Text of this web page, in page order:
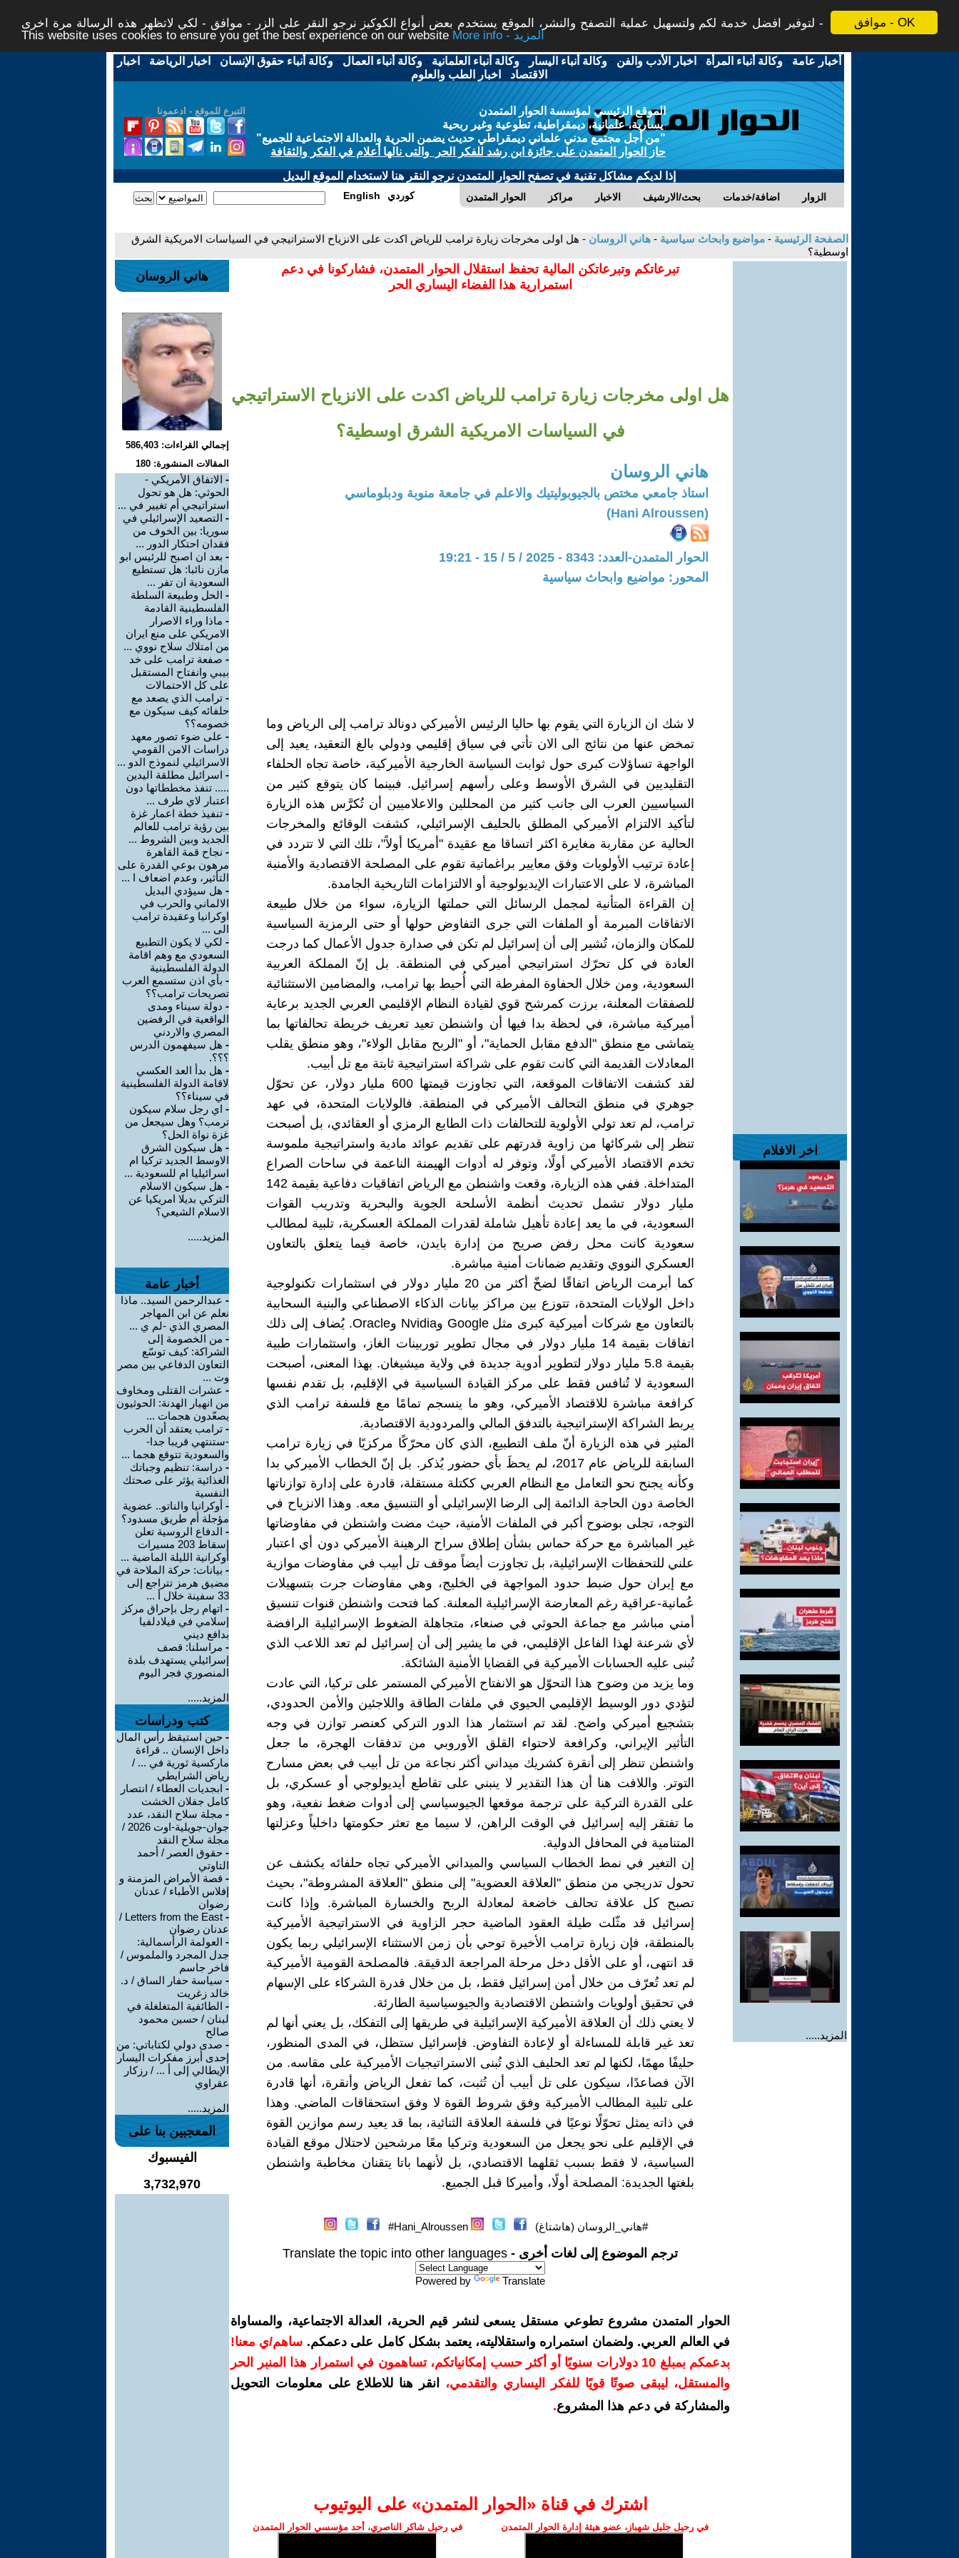
موافق - OK
لتوفير افضل خدمة لكم ولتسهيل عملية التصفح والنشر، الموقع يستخدم بعض أنواع الكوكيز نرجو النقر على الزر - موافق - لكي لاتظهر هذه الرسالة مرة اخرى -
This website uses cookies to ensure you get the best experience on our website
More info - المزيد
أخبار عامة -وكالة أنباء المرأة - اخبار الأدب والفن -وكالة أنباء اليسار -وكالة أنباء العلمانية -وكالة أنباء العمال -وكالة أنباء حقوق الإنسان - اخبار الرياضة - اخبار
الاقتصاد - اخبار الطب والعلوم
التبرع للموقع - ادعمونا
الموقع الرئيسي لمؤسسة الحوار المتمدن
يسارية، علمانية، ديمقراطية، تطوعية وغير ربحية
"من أجل مجتمع مدني علماني ديمقراطي حديث يضمن الحرية والعدالة الاجتماعية للجميع"
حاز الحوار المتمدن على جائزة ابن رشد للفكر الحر والتى نالها أعلام في الفكر والثقافة
إذا لديكم مشاكل تقنية في تصفح الحوار المتمدن نرجو النقر هنا لاستخدام الموقع البديل
الحوار المتمدن مراكز الاخبار بحث/الارشيف اضافة/خدمات الزوار English كوردي
الصفحة الرئيسية - مواضيع وابحاث سياسية - هاني الروسان - هل اولى مخرجات زيارة ترامب للرياض اكدت على الانزياح الاستراتيجي في السياسات الامريكية الشرق
اوسطية؟
اخر الافلام
المزيد.....
تبرعاتكم وتبرعاتكن المالية تحفظ استقلال الحوار المتمدن، فشاركونا في دعم
استمرارية هذا الفضاء اليساري الحر
هل اولى مخرجات زيارة ترامب للرياض اكدت على الانزياح الاستراتيجي
في السياسات الامريكية الشرق اوسطية؟
هاني الروسان
استاذ جامعي مختص بالجيوبوليتيك والاعلم في جامعة منوبة ودبلوماسي
(Hani Alroussen)
الحوار المتمدن-العدد: 8343 - 2025 / 5 / 15 - 19:21
المحور: مواضيع وابحاث سياسية
لا شك ان الزيارة التي يقوم بها حاليا الرئيس الأميركي دونالد ترامب إلى الرياض وما
تمخض عنها من نتائج الى الان تأتي في سياق إقليمي ودولي بالغ التعقيد، يعيد إلى
الواجهة تساؤلات كبرى حول ثوابت السياسة الخارجية الأميركية، خاصة تجاه الحلفاء
التقليديين في الشرق الأوسط وعلى رأسهم إسرائيل. فبينما كان يتوقع كثير من
السياسيين العرب الى جانب كثير من المحللين والاعلاميين أن تُكرَّس هذه الزيارة
لتأكيد الالتزام الأميركي المطلق بالحليف الإسرائيلي، كشفت الوقائع والمخرجات
الحالية عن مقاربة مغايرة اكثر اتساقا مع عقيدة "أمريكا أولاً"، تلك التي لا تتردد في
إعادة ترتيب الأولويات وفق معايير براغماتية تقوم على المصلحة الاقتصادية والأمنية
المباشرة، لا على الاعتبارات الإيديولوجية أو الالتزامات التاريخية الجامدة.
إن القراءة المتأنية لمجمل الرسائل التي حملتها الزيارة، سواء من خلال طبيعة
الاتفاقات المبرمة أو الملفات التي جرى التفاوض حولها أو حتى الرمزية السياسية
للمكان والزمان، تُشير إلى أن إسرائيل لم تكن في صدارة جدول الأعمال كما درجت
العادة في كل تحرّك استراتيجي أميركي في المنطقة. بل إنّ المملكة العربية
السعودية، ومن خلال الحفاوة المفرطة التي أُحيط بها ترامب، والمضامين الاستثنائية
للصفقات المعلنة، برزت كمرشح قوي لقيادة النظام الإقليمي العربي الجديد برعاية
أميركية مباشرة، في لحظة بدا فيها أن واشنطن تعيد تعريف خريطة تحالفاتها بما
يتماشى مع منطق "الدفع مقابل الحماية"، أو "الربح مقابل الولاء"، وهو منطق يقلب
المعادلات القديمة التي كانت تقوم على شراكة استراتيجية ثابتة مع تل أبيب.
لقد كشفت الاتفاقات الموقعة، التي تجاوزت قيمتها 600 مليار دولار، عن تحوّل
جوهري في منطق التحالف الأميركي في المنطقة. فالولايات المتحدة، في عهد
ترامب، لم تعد تولي الأولوية للتحالفات ذات الطابع الرمزي أو العقائدي، بل أصبحت
تنظر إلى شركائها من زاوية قدرتهم على تقديم عوائد مادية واستراتيجية ملموسة
تخدم الاقتصاد الأميركي أولًا، وتوفر له أدوات الهيمنة الناعمة في ساحات الصراع
المتداخلة. ففي هذه الزيارة، وقعت واشنطن مع الرياض اتفاقيات دفاعية بقيمة 142
مليار دولار تشمل تحديث أنظمة الأسلحة الجوية والبحرية وتدريب القوات
السعودية، في ما يعد إعادة تأهيل شاملة لقدرات المملكة العسكرية، تلبية لمطالب
سعودية كانت محل رفض صريح من إدارة بايدن، خاصة فيما يتعلق بالتعاون
العسكري النووي وتقديم ضمانات أمنية مباشرة.
كما أبرمت الرياض اتفاقًا لضخّ أكثر من 20 مليار دولار في استثمارات تكنولوجية
داخل الولايات المتحدة، تتوزع بين مراكز بيانات الذكاء الاصطناعي والبنية السحابية
بالتعاون مع شركات أميركية كبرى مثل Google وNvidia وOracle. يُضاف إلى ذلك
اتفاقات بقيمة 14 مليار دولار في مجال تطوير توربينات الغاز، واستثمارات طبية
بقيمة 5.8 مليار دولار لتطوير أدوية جديدة في ولاية ميشيغان. بهذا المعنى، أصبحت
السعودية لا تُنافس فقط على مركز القيادة السياسية في الإقليم، بل تقدم نفسها
كرافعة مباشرة للاقتصاد الأميركي، وهو ما ينسجم تمامًا مع فلسفة ترامب الذي
يربط الشراكة الإستراتيجية بالتدفق المالي والمردودية الاقتصادية.
المثير في هذه الزيارة أنّ ملف التطبيع، الذي كان محرّكًا مركزيًا في زيارة ترامب
السابقة للرياض عام 2017، لم يحظَ بأي حضور يُذكر. بل إنّ الخطاب الأميركي بدا
وكأنه يجنح نحو التعامل مع النظام العربي ككتلة مستقلة، قادرة على إدارة توازناتها
الخاصة دون الحاجة الدائمة إلى الرضا الإسرائيلي أو التنسيق معه. وهذا الانزياح في
التوجه، تجلى بوضوح أكبر في الملفات الأمنية، حيث مضت واشنطن في مفاوضاتها
غير المباشرة مع حركة حماس بشأن إطلاق سراح الرهينة الأميركي دون أي اعتبار
علني للتحفظات الإسرائيلية، بل تجاوزت أيضاً موقف تل أبيب في مفاوضات موازية
مع إيران حول ضبط حدود المواجهة في الخليج، وهي مفاوضات جرت بتسهيلات
عُمانية-عراقية رغم المعارضة الإسرائيلية المعلنة. كما فتحت واشنطن قنوات تنسيق
أمني مباشر مع جماعة الحوثي في صنعاء، متجاهلة الضغوط الإسرائيلية الرافضة
لأي شرعنة لهذا الفاعل الإقليمي، في ما يشير إلى أن إسرائيل لم تعد اللاعب الذي
تُبنى عليه الحسابات الأميركية في القضايا الأمنية الشائكة.
وما يزيد من وضوح هذا التحوّل هو الانفتاح الأميركي المستمر على تركيا، التي عادت
لتؤدي دور الوسيط الإقليمي الحيوي في ملفات الطاقة واللاجئين والأمن الحدودي،
بتشجيع أميركي واضح. لقد تم استثمار هذا الدور التركي كعنصر توازن في وجه
التأثير الإيراني، وكرافعة لاحتواء القلق الأوروبي من تدفقات الهجرة، ما جعل
واشنطن تنظر إلى أنقرة كشريك ميداني أكثر نجاعة من تل أبيب في بعض مسارح
التوتر. واللافت هنا أن هذا التقدير لا ينبني على تقاطع أيديولوجي أو عسكري، بل
على القدرة التركية على ترجمة موقعها الجيوسياسي إلى أدوات ضغط نفعية، وهو
ما تفتقر إليه إسرائيل في الوقت الراهن، لا سيما مع تعثر حكومتها داخلياً وعزلتها
المتنامية في المحافل الدولية.
إن التغير في نمط الخطاب السياسي والميداني الأميركي تجاه حلفائه يكشف عن
تحول تدريجي من منطق "العلاقة العضوية" إلى منطق "العلاقة المشروطة"، بحيث
تصبح كل علاقة تحالف خاضعة لمعادلة الربح والخسارة المباشرة. وإذا كانت
إسرائيل قد مثّلت طيلة العقود الماضية حجر الزاوية في الاستراتيجية الأميركية
بالمنطقة، فإن زيارة ترامب الأخيرة توحي بأن زمن الاستثناء الإسرائيلي ربما يكون
قد انتهى، أو على الأقل دخل مرحلة المراجعة الدقيقة. فالمصلحة القومية الأميركية
لم تعد تُعرّف من خلال أمن إسرائيل فقط، بل من خلال قدرة الشركاء على الإسهام
في تحقيق أولويات واشنطن الاقتصادية والجيوسياسية الطارئة.
لا يعني ذلك أن العلاقة الأميركية الإسرائيلية في طريقها إلى التفكك، بل يعني أنها لم
تعد غير قابلة للمساءلة أو لإعادة التفاوض. فإسرائيل ستظل، في المدى المنظور،
حليفًا مهمًا، لكنها لم تعد الحليف الذي تُبنى الاستراتيجيات الأميركية على مقاسه. من
الآن فصاعدًا، سيكون على تل أبيب أن تُثبت، كما تفعل الرياض وأنقرة، أنها قادرة
على تلبية المطالب الأميركية وفق شروط القوة لا وفق استحقاقات الماضي. وهذا
في ذاته يمثل تحوّلًا نوعيًا في فلسفة العلاقة الثنائية، بما قد يعيد رسم موازين القوة
في الإقليم على نحو يجعل من السعودية وتركيا معًا مرشحين لاحتلال موقع القيادة
السياسية، لا فقط بسبب ثقلهما الاقتصادي، بل لأنهما باتا يتقنان مخاطبة واشنطن
بلغتها الجديدة: المصلحة أولًا، وأميركا قبل الجميع.
#هاني_الروسان (هاشتاغ) Hani_Alroussen#
ترجم الموضوع إلى لغات أخرى - Translate the topic into other languages
Powered by Translate
الحوار المتمدن مشروع تطوعي مستقل يسعى لنشر قيم الحرية، العدالة الاجتماعية، والمساواة
في العالم العربي. ولضمان استمراره واستقلاليته، يعتمد بشكل كامل على دعمكم. ساهم/ي معنا!
بدعمكم بمبلغ 10 دولارات سنويًا أو أكثر حسب إمكانياتكم، تساهمون في استمرار هذا المنبر الحر
والمستقل، ليبقى صوتًا قويًا للفكر اليساري والتقدمي،
انقر هنا للاطلاع على معلومات التحويل
والمشاركة في دعم هذا المشروع.
اشترك في قناة ‫«الحوار المتمدن» على اليوتيوب
في رحيل جليل شهباز، عضو هيئة إدارة الحوار المتمدن في رحيل شاكر الناصري، أحد مؤسسي الحوار المتمدن
هاني الروسان
إجمالي القراءات: 586,403
المقالات المنشورة: 180
- الاتفاق الأمريكي -
الحوثي: هل هو تحول
استراتيجي أم تغيير في ...
- التصعيد الإسرائيلي في
سوريا: بين الخوف من
فقدان احتكار الدور ...
- بعد ان اصبح للرئيس ابو
مازن نائبا: هل تستطيع
السعودية ان تفر ...
- الحل وطبيعة السلطة
الفلسطينية القادمة
- ماذا وراء الاصرار
الامريكي على منع ايران
من امتلاك سلاح نووي ...
- صفعة ترامب على خد
بيبي وانفتاح المستقبل
على كل الاحتمالات
- ترامب الذي يصعد مع
حلفائه كيف سيكون مع
خصومه؟؟
- على ضوء تصور معهد
دراسات الامن القومي
الاسرائيلي لنموذج الدو ...
- اسرائيل مطلقة اليدين
..... تنفذ مخططاتها دون
اعتبار لاي طرف ...
- تنفيذ خطة اعمار غزة
بين رؤية ترامب للعالم
الجديد وبين الشروط ...
- نجاح قمة القاهرة
مرهون بوعي القدرة على
التأثير، وعدم اضعاف ا ...
- هل سيؤدي البديل
الالماني والحرب في
اوكرانيا وعقيدة ترامب
الى ...
- لكي لا يكون التطبيع
السعودي مع وهم اقامة
الدولة الفلسطينية
- بأي اذن ستسمع العرب
تصريحات ترامب؟؟
- دولة سيناء ومدى
الواقعية في الرفضين
المصري والاردني
- هل سيفهمون الدرس
؟؟؟.
- هل بدأ العد العكسي
لاقامة الدولة الفلسطينية
في سيناء؟؟
- اي رجل سلام سيكون
ترمب؟ وهل سيجعل من
غزة نواة الحل؟
- هل سيكون الشرق
الاوسط الجديد تركيا ام
اسرائيليا ام للسعودية ...
- هل سيكون الاسلام
التركي بديلا امريكيا عن
الاسلام الشيعي؟
المزيد.....
أخبار عامة
- عبدالرحمن السيد.. ماذا
نعلم عن ابن المهاجر
المصري الذي -لم ي ...
- من الخصومة إلى
الشراكة: كيف توسّع
التعاون الدفاعي بين مصر
وت ...
- عشرات القتلى ومخاوف
من انهيار الهدنة: الحوثيون
يصعّدون هجمات ...
- ترامب يعتقد أن الحرب
-ستنتهي قريبا جدا-
والسعودية تتوقع هجما ...
- دراسة: تنظيم وجباتك
الغذائية يؤثر على صحتك
النفسية
- أوكرانيا والناتو.. عضوية
مؤجلة أم طريق مسدود؟
- الدفاع الروسية تعلن
إسقاط 203 مسيرات
أوكرانية الليلة الماضية ...
- بيانات: حركة الملاحة في
مضيق هرمز تتراجع إلى
33 سفينة خلال أ ...
- اتهام رجل بإحراق مركز
إسلامي في فيلادلفيا
بدافع ديني
- مراسلنا: قصف
إسرائيلي يستهدف بلدة
المنصوري فجر اليوم
المزيد.....
كتب ودراسات
- حين استيقظ رأس المال
داخل الإنسان .. قراءة
ماركسية ثورية في ... /
رياض الشرايطي
- ابجديات العطاء / انتصار
كامل جفلان الخشت
- مجلة سلاح النقد، عدد
جوان-جويلية-اوت 2026 /
مجلة سلاح النقد
- حقوق العصر / أحمد
التاوتي
- قصة الأمراض المزمنة و
إفلاس الأطباء / عدنان
رضوان
-
Letters from the East /
عدنان رضوان
- العولمة الرأسمالية:
جدل المجرد والملموس /
فاخر جاسم
- سياسة حفار الساق / د.
خالد زغريت
- الطائفية المتغلغلة في
لبنان / حسين محمود
صالح
- صدى دولي لكتاباتي: من
إحدى أبرز مفكرات اليسار
الإيطالي إلى أ ... / رزكار
عقراوي
المزيد.....
المعجبين بنا على
الفيسبوك
3,732,970